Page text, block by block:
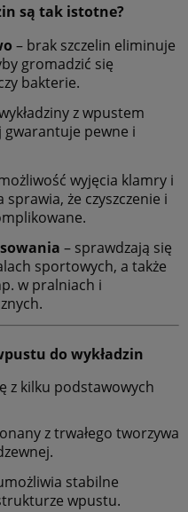
są tak istotne?
– brak szczelin eliminuje
gromadzić się
bakterie.
z wpustem
gwarantuje pewne i
wyjęcia klamry i
że czyszczenie i
– sprawdzają się
sportowych, a także
w pralniach i
do wykładzin
z kilku podstawowych
z trwałego tworzywa
stabilne
wpustu.